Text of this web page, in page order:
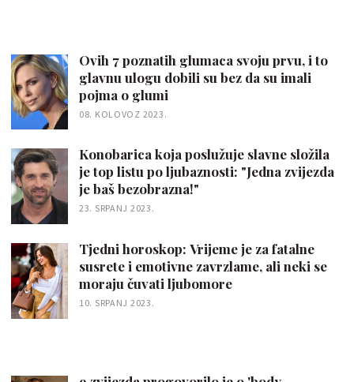
Ovih 7 poznatih glumaca svoju prvu, i to
glavnu ulogu dobili su bez da su imali
pojma o glumi
08. KOLOVOZ 2023.
Konobarica koja poslužuje slavne složila
je top listu po ljubaznosti: "Jedna zvijezda
je baš bezobrazna!"
23. SRPANJ 2023.
Tjedni horoskop: Vrijeme je za fatalne
susrete i emotivne zavrzlame, ali neki se
moraju čuvati ljubomore
10. SRPANJ 2023.